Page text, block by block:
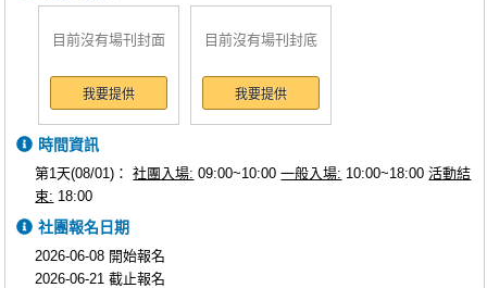
目前沒有場刊封面
我要提供
目前沒有場刊封底
我要提供
時間資訊
第1天(08/01)：社團入場: 09:00~10:00一般入場: 10:00~18:00活動結
束: 18:00
社團報名日期
2026-06-08 開始報名
2026-06-21 截止報名